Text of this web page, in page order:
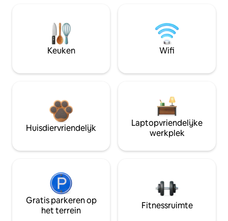
Keuken Wifi
Huisdiervriendelijk
Laptopvriendelijke
werkplek
Gratis parkeren op
het terrein
Fitnessruimte